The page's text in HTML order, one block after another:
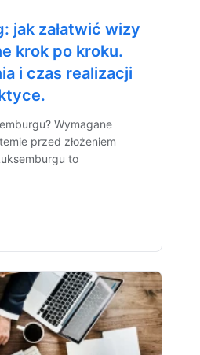
jak załatwić wizy
krok po kroku.
i czas realizacji
Wymagane
przed złożeniem
to